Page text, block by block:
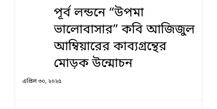
পূর্ব লন্ডনে “উপমা
ভালোবাসার” কবি আজিজুল
আম্বিয়ারের কাব্যগ্রন্থের
মোড়ক উন্মোচন
এপ্রিল ৩০, ২০২৫